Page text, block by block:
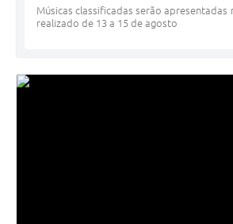
Músicas classificadas serão apresentadas
realizado de 13 a 15 de agosto